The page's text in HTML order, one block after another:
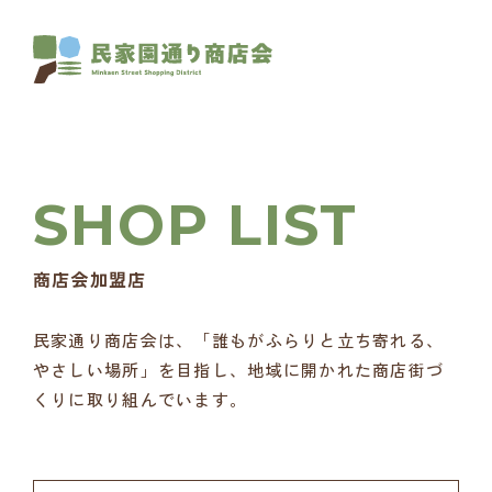
商店会加盟店
民家通り商店会は、「誰もがふらりと立ち寄れる、
やさしい場所」を目指し、地域に開かれた商店街づ
くりに取り組んでいます。